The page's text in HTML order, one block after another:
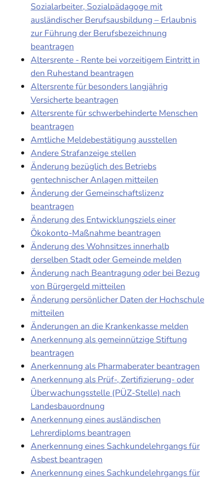
Sozialarbeiter, Sozialpädagoge mit
ausländischer Berufsausbildung – Erlaubnis
zur Führung der Berufsbezeichnung
beantragen
Altersrente - Rente bei vorzeitigem Eintritt in
den Ruhestand beantragen
Altersrente für besonders langjährig
Versicherte beantragen
Altersrente für schwerbehinderte Menschen
beantragen
Amtliche Meldebestätigung ausstellen
Andere Strafanzeige stellen
Änderung bezüglich des Betriebs
gentechnischer Anlagen mitteilen
Änderung der Gemeinschaftslizenz
beantragen
Änderung des Entwicklungsziels einer
Ökokonto-Maßnahme beantragen
Änderung des Wohnsitzes innerhalb
derselben Stadt oder Gemeinde melden
Änderung nach Beantragung oder bei Bezug
von Bürgergeld mitteilen
Änderung persönlicher Daten der Hochschule
mitteilen
Änderungen an die Krankenkasse melden
Anerkennung als gemeinnützige Stiftung
beantragen
Anerkennung als Pharmaberater beantragen
Anerkennung als Prüf-, Zertifizierung- oder
Überwachungsstelle (PÜZ-Stelle) nach
Landesbauordnung
Anerkennung eines ausländischen
Lehrerdiploms beantragen
Anerkennung eines Sachkundelehrgangs für
Asbest beantragen
Anerkennung eines Sachkundelehrgangs für